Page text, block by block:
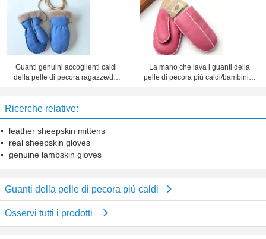
Guanti genuini accoglienti caldi
della pelle di pecora ragazze/dei
La mano che lava i guanti della
pelle di pecora più caldi/bambini a
Ricerche relative:
leather sheepskin mittens
real sheepskin gloves
genuine lambskin gloves
Guanti della pelle di pecora più caldi
Osservi tutti i prodotti